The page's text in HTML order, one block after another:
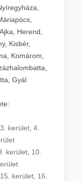
Herend,
Kisbér,
Komárom,
Gyál
3. kerület, 4.
kerület, 10.
15. kerület, 16.